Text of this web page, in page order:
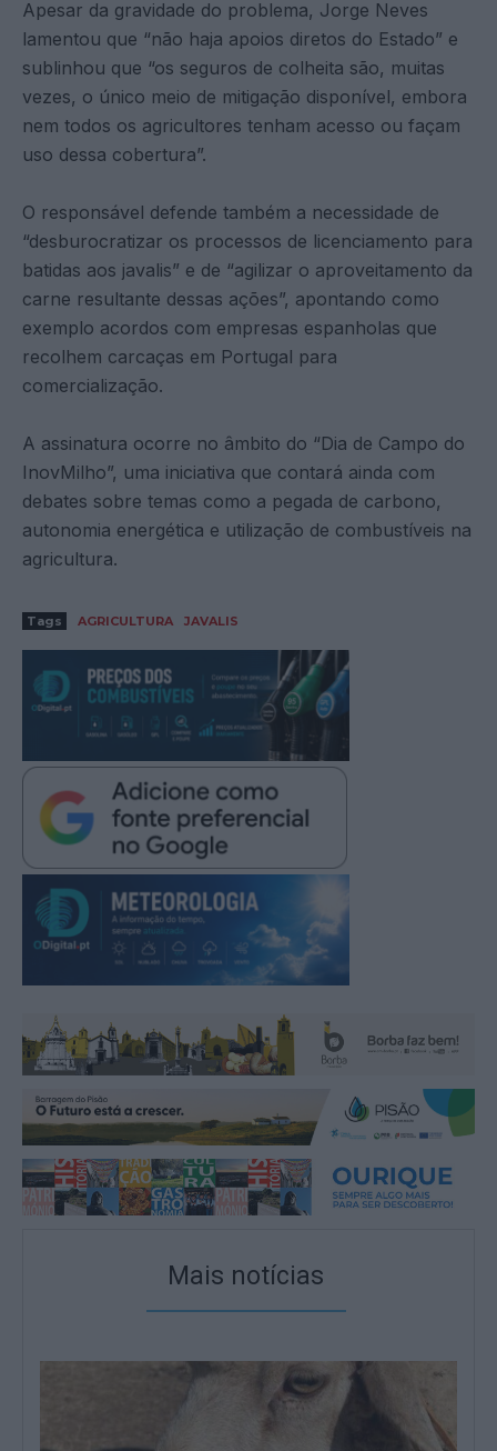
Apesar da gravidade do problema, Jorge Neves
lamentou que “não haja apoios diretos do Estado” e
sublinhou que “os seguros de colheita são, muitas
vezes, o único meio de mitigação disponível, embora
nem todos os agricultores tenham acesso ou façam
uso dessa cobertura”.
O responsável defende também a necessidade de
“desburocratizar os processos de licenciamento para
batidas aos javalis” e de “agilizar o aproveitamento da
carne resultante dessas ações”, apontando como
exemplo acordos com empresas espanholas que
recolhem carcaças em Portugal para
comercialização.
A assinatura ocorre no âmbito do “Dia de Campo do
InovMilho”, uma iniciativa que contará ainda com
debates sobre temas como a pegada de carbono,
autonomia energética e utilização de combustíveis na
agricultura.
Tags AGRICULTURA JAVALIS
Mais notícias